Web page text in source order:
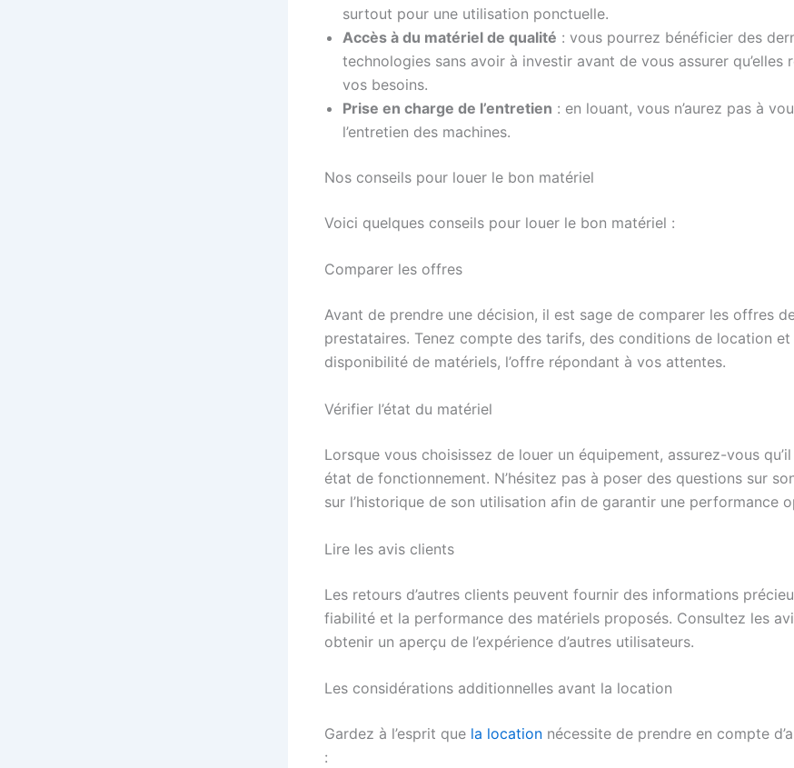
surtout pour une utilisation ponctuelle.
Accès à du matériel de qualité : vous pourrez bénéficier des
technologies sans avoir à investir avant de vous assurer qu’elles
vos besoins.
Prise en charge de l’entretien : en louant, vous n’aurez pas à
l’entretien des machines.
Nos conseils pour louer le bon matériel
Voici quelques conseils pour louer le bon matériel :
Comparer les offres
Avant de prendre une décision, il est sage de comparer les offres
prestataires. Tenez compte des tarifs, des conditions de location et
disponibilité de matériels, l’offre répondant à vos attentes.
Vérifier l’état du matériel
Lorsque vous choisissez de louer un équipement, assurez-vous
état de fonctionnement. N’hésitez pas à poser des questions sur
sur l’historique de son utilisation afin de garantir une performance
Lire les avis clients
Les retours d’autres clients peuvent fournir des informations
fiabilité et la performance des matériels proposés. Consultez les
obtenir un aperçu de l’expérience d’autres utilisateurs.
Les considérations additionnelles avant la location
Gardez à l’esprit que la location nécessite de prendre en compte
: